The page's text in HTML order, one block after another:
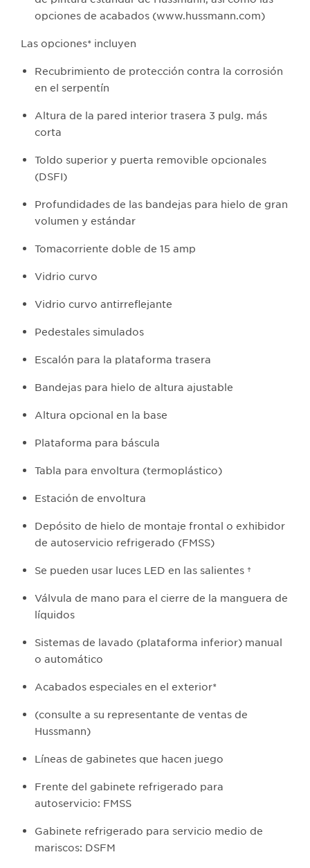
opciones de acabados (www.hussmann.com)
Las opciones* incluyen
Recubrimiento de protección contra la corrosión
en el serpentín
Altura de la pared interior trasera 3 pulg. más
corta
Toldo superior y puerta removible opcionales
(DSFI)
Profundidades de las bandejas para hielo de gran
volumen y estándar
Tomacorriente doble de 15 amp
Vidrio curvo
Vidrio curvo antirreflejante
Pedestales simulados
Escalón para la plataforma trasera
Bandejas para hielo de altura ajustable
Altura opcional en la base
Plataforma para báscula
Tabla para envoltura (termoplástico)
Estación de envoltura
Depósito de hielo de montaje frontal o exhibidor
de autoservicio refrigerado (FMSS)
Se pueden usar luces LED en las salientes †
Válvula de mano para el cierre de la manguera de
líquidos
Sistemas de lavado (plataforma inferior) manual
o automático
Acabados especiales en el exterior*
(consulte a su representante de ventas de
Hussmann)
Líneas de gabinetes que hacen juego
Frente del gabinete refrigerado para
autoservicio: FMSS
Gabinete refrigerado para servicio medio de
mariscos: DSFM